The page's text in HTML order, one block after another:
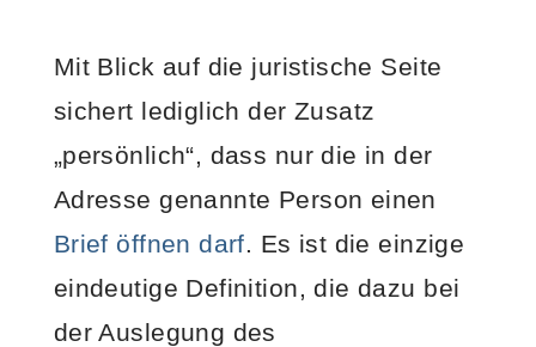
Mit Blick auf die juristische Seite
sichert lediglich der Zusatz
„persönlich“, dass nur die in der
Adresse genannte Person einen
Brief öffnen darf. Es ist die einzige
eindeutige Definition, die dazu bei
der Auslegung des